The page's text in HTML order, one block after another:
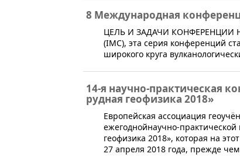
8 Международная
ЦЕЛЬ И ЗАДАЧИ КОНФЕРЕНЦИИ
(IMC), эта серия конференций
широкого круга
14-я научно-практическая
рудная геофизика 2018»
Европейская ассоциация
ежегоднойнаучно-
геофизика 2018», которая на
27 апреля 2018 года, прежде